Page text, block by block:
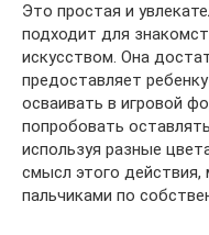
Это простая и
подходит для
искусством. Она
предоставляет
осваивать в игровой
попробовать
используя разные
смысл этого
пальчиками по